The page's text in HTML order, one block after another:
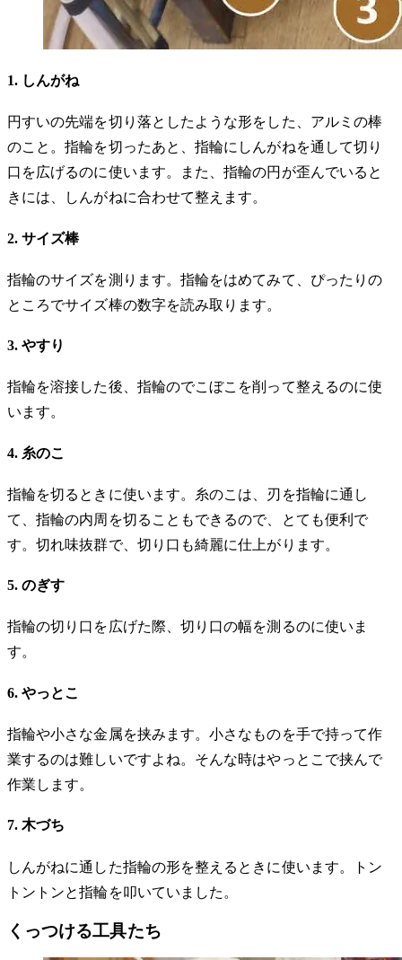
1. しんがね
円すいの先端を切り落としたような形をした、アルミの棒
のこと。指輪を切ったあと、指輪にしんがねを通して切り
口を広げるのに使います。また、指輪の円が歪んでいると
きには、しんがねに合わせて整えます。
2. サイズ棒
指輪のサイズを測ります。指輪をはめてみて、ぴったりの
ところでサイズ棒の数字を読み取ります。
3. やすり
指輪を溶接した後、指輪のでこぼこを削って整えるのに使
います。
4. 糸のこ
指輪を切るときに使います。糸のこは、刃を指輪に通し
て、指輪の内周を切ることもできるので、とても便利で
す。切れ味抜群で、切り口も綺麗に仕上がります。
5. のぎす
指輪の切り口を広げた際、切り口の幅を測るのに使いま
す。
6. やっとこ
指輪や小さな金属を挟みます。小さなものを手で持って作
業するのは難しいですよね。そんな時はやっとこで挟んで
作業します。
7. 木づち
しんがねに通した指輪の形を整えるときに使います。トン
トントンと指輪を叩いていました。
くっつける工具たち